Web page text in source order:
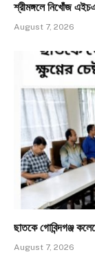
শ্রীমঙ্গলে নিখোঁজ
August 7, 2026
ছাতকে গোবিন্দগঞ্জ
August 7, 2026